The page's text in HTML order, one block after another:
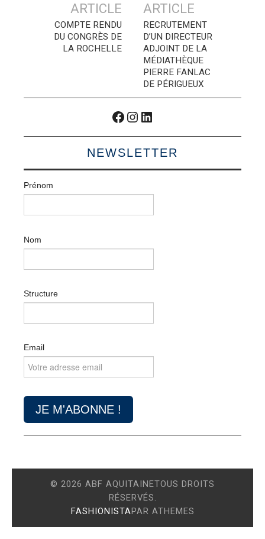
articles
ARTICLE
COMPTE RENDU
DU CONGRÈS DE
LA ROCHELLE
ARTICLE
RECRUTEMENT
D’UN DIRECTEUR
ADJOINT DE LA
MÉDIATHÈQUE
PIERRE FANLAC
DE PÉRIGUEUX
Facebook
Instagram
LinkedIn
NEWSLETTER
Prénom
Nom
Structure
Email
© 2026 ABF AQUITAINETOUS DROITS
RÉSERVÉS.
FASHIONISTAPAR ATHEMES